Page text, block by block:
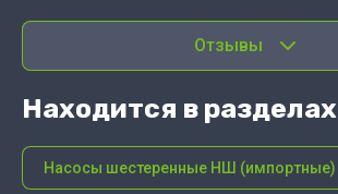
Отзывы
Находится в разделах
Насосы шестеренные НШ (импортные)